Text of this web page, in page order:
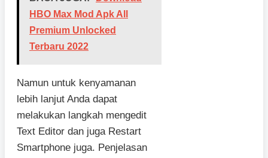
HBO Max Mod Apk All
Premium Unlocked
Terbaru 2022
Namun untuk kenyamanan
lebih lanjut Anda dapat
melakukan langkah mengedit
Text Editor dan juga Restart
Smartphone juga. Penjelasan